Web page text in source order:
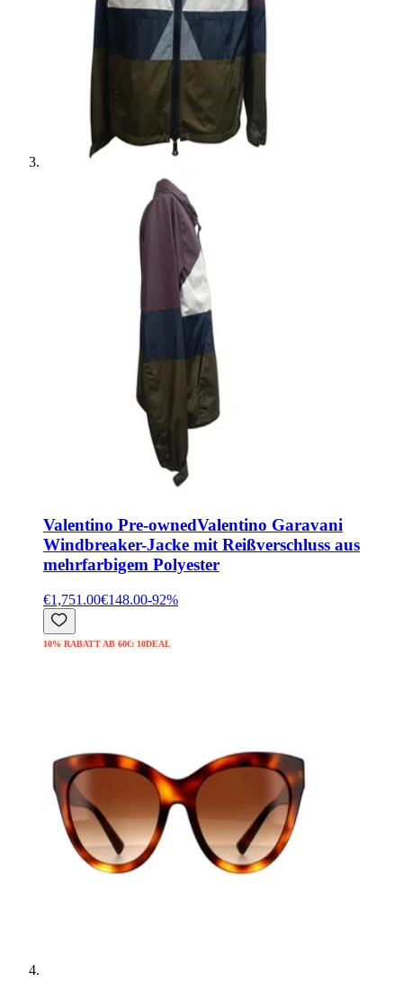
Valentino Pre-ownedValentino Garavani
Windbreaker-Jacke mit Reißverschluss aus
mehrfarbigem Polyester
€1,751.00€148.00-92%
10% RABATT AB 60€: 10DEAL